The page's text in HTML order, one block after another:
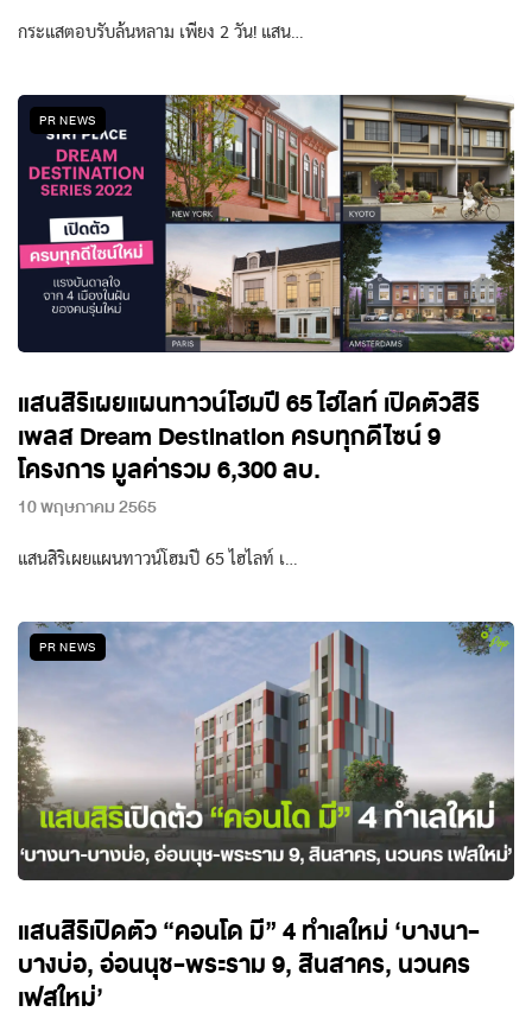
กระแสตอบรับล้นหลาม เพียง 2 วัน! แสน…
PR NEWS
แสนสิริเผยแผนทาวน์โฮมปี 65 ไฮไลท์ เปิดตัวสิริ
เพลส Dream Destination ครบทุกดีไซน์ 9
โครงการ มูลค่ารวม 6,300 ลบ.
10 พฤษภาคม 2565
แสนสิริเผยแผนทาวน์โฮมปี 65 ไฮไลท์ เ…
PR NEWS
แสนสิริเปิดตัว “คอนโด มี” 4 ทำเลใหม่ ‘บางนา-
บางบ่อ, อ่อนนุช-พระราม 9, สินสาคร, นวนคร
เฟสใหม่’